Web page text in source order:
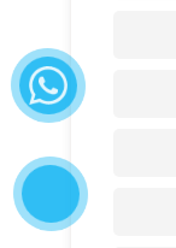
واتساب
الآن